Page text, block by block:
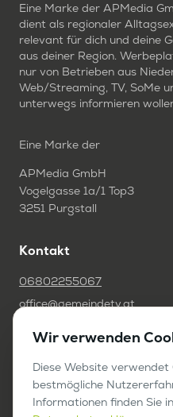
Eine Marke der APMedia
dient als regionaler
relevant für dich und deine
aus deiner Region.
nur von Betrieben aus
Web/Streaming, TV, SoMe
unterwegs informieren
Eine Marke der
APMedia GmbH
Vogelgasse 1a/1 Top3
3251 Purgstall
Kontakt
06802255067
office@gemeindetv.at
FAQ
IMPRESSUM
DATENSCHUTZ
Wir verwenden
Diese Website verwendet
bestmögliche
Informationen finden Sie